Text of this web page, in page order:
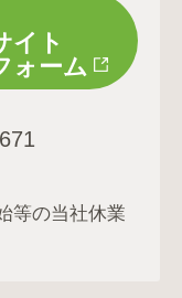
イト
ォーム
等の当社休業